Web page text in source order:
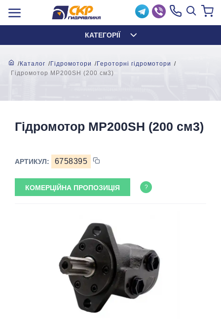
КАТЕГОРІЇ
Каталог Гідромотори
Героторні гідромотори
Гідромотор MР200SH (200 см3)
Гідромотор MР200SH (200 см3)
АРТИКУЛ: 6758395
КОМЕРЦІЙНА ПРОПОЗИЦІЯ ?